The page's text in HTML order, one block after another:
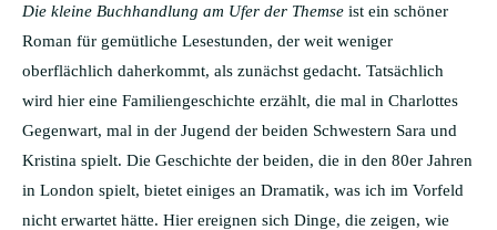
Die kleine Buchhandlung am Ufer der Themse ist ein schöner
Roman für gemütliche Lesestunden, der weit weniger
oberflächlich daherkommt, als zunächst gedacht. Tatsächlich
wird hier eine Familiengeschichte erzählt, die mal in Charlottes
Gegenwart, mal in der Jugend der beiden Schwestern Sara und
Kristina spielt. Die Geschichte der beiden, die in den 80er Jahren
in London spielt, bietet einiges an Dramatik, was ich im Vorfeld
nicht erwartet hätte. Hier ereignen sich Dinge, die zeigen, wie